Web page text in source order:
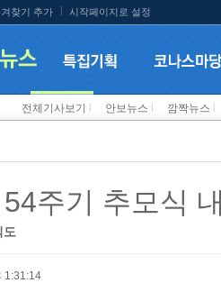
겨찾기 추가 시작페이지로 설정
전체기사보기 안보뉴스 깜짝뉴스
주기 추모식
도
1:31:14